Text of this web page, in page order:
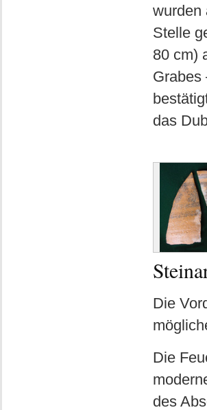
wurden
Stelle
80 cm)
Grabes
das
Die
Die
des